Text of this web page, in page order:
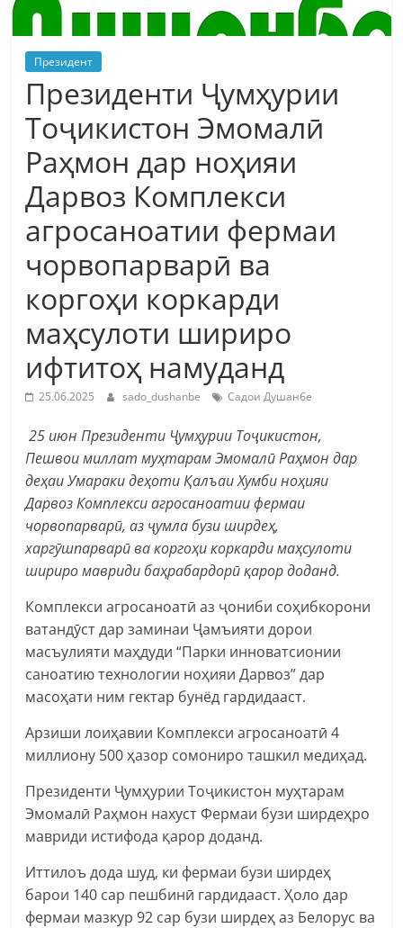
Президент
Президенти Ҷумҳурии
Тоҷикистон Эмомалӣ
Раҳмон дар ноҳияи
Дарвоз Комплекси
агросаноатии фермаи
чорвопарварӣ ва
коргоҳи коркарди
маҳсулоти шириро
ифтитоҳ намуданд
25.06.2025 sado_dushanbe Садои Душанбе
25 июн Президенти Ҷумҳурии Тоҷикистон,
Пешвои миллат муҳтарам Эмомалӣ Раҳмон дар
деҳаи Умараки деҳоти Қалъаи Хумби ноҳияи
Дарвоз Комплекси агросаноатии фермаи
чорвопарварӣ, аз ҷумла бузи ширдеҳ,
харгӯшпарварӣ ва коргоҳи коркарди маҳсулоти
шириро мавриди баҳрабардорӣ қарор доданд.
Комплекси агросаноатӣ аз ҷониби соҳибкорони
ватандӯст дар заминаи Ҷамъияти дорои
масъулияти маҳдуди “Парки инноватсионии
саноатию технологии ноҳияи Дарвоз” дар
масоҳати ним гектар бунёд гардидааст.
Арзиши лоиҳавии Комплекси агросаноатӣ 4
миллиону 500 ҳазор сомониро ташкил медиҳад.
Президенти Ҷумҳурии Тоҷикистон муҳтарам
Эмомалӣ Раҳмон нахуст Фермаи бузи ширдеҳро
мавриди истифода қарор доданд.
Иттилоъ дода шуд, ки фермаи бузи ширдеҳ
барои 140 сар пешбинӣ гардидааст. Ҳоло дар
фермаи мазкур 92 сар бузи ширдеҳ аз Белорус ва